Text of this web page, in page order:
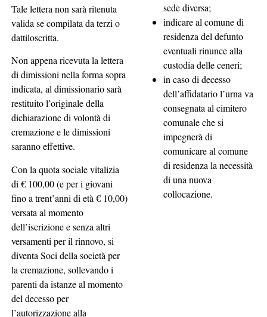
Tale lettera non sarà ritenuta
valida se compilata da terzi o
dattiloscritta.
Non appena ricevuta la lettera
di dimissioni nella forma sopra
indicata, al dimissionario sarà
restituito l’originale della
dichiarazione di volontà di
cremazione e le dimissioni
saranno effettive.
Con la quota sociale vitalizia
di € 100,00 (e per i giovani
fino a trent’anni di età € 10,00)
versata al momento
dell’iscrizione e senza altri
versamenti per il rinnovo, si
diventa Soci della società per
la cremazione, sollevando i
parenti da istanze al momento
del decesso per
l’autorizzazione alla
sede diversa;
indicare al comune di
residenza del defunto
eventuali rinunce alla
custodia delle ceneri;
in caso di decesso
dell’affidatario l’urna va
consegnata al cimitero
comunale che si
impegnerà di
comunicare al comune
di residenza la necessità
di una nuova
collocazione.